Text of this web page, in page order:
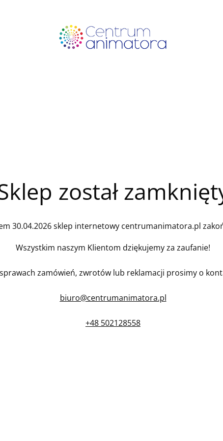
został
30.04.2026 sklep internetowy centrumanimatora.pl
Wszystkim naszym Klientom dziękujemy za zaufanie!
zamówień, zwrotów lub reklamacji prosimy o
biuro@centrumanimatora.pl
+48 502128558